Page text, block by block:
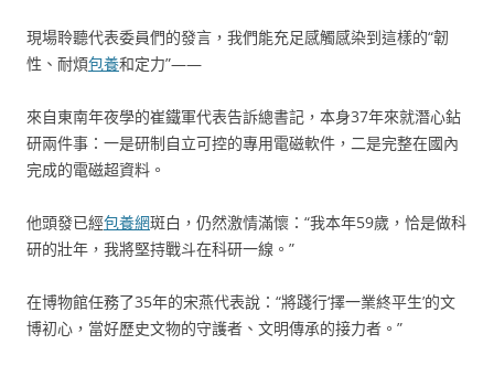
現場聆聽代表委員們的發言，我們能充足感觸感染到這樣的“韌
性、耐煩包養和定力”——
來自東南年夜學的崔鐵軍代表告訴總書記，本身37年來就潛心鉆
研兩件事：一是研制自立可控的專用電磁軟件，二是完整在國內
完成的電磁超資料。
他頭發已經包養網斑白，仍然激情滿懷：“我本年59歲，恰是做科
研的壯年，我將堅持戰斗在科研一線。”
在博物館任務了35年的宋燕代表說：“將踐行‘擇一業終平生’的文
博初心，當好歷史文物的守護者、文明傳承的接力者。”